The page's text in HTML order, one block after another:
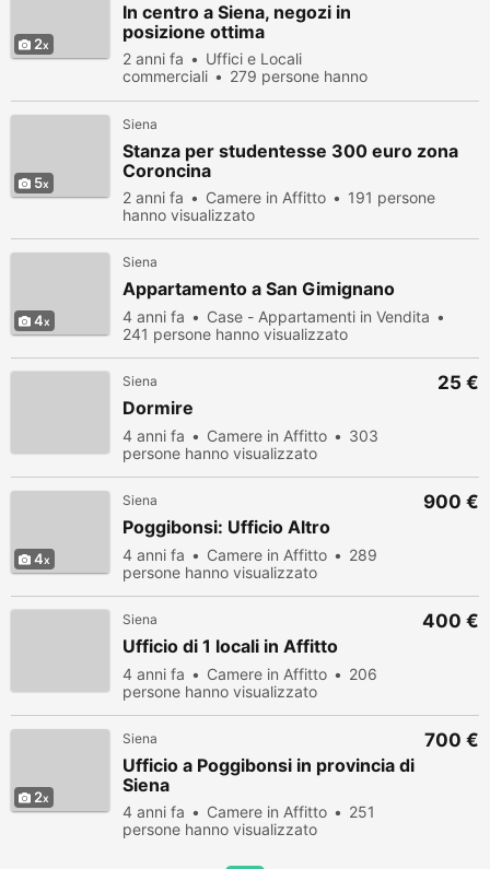
2
In centro a Siena, negozi in
posizione ottima
2 anni fa
Uffici e Locali
commerciali
279 persone hanno
5
Siena
Stanza per studentesse 300 euro zona
Coroncina
2 anni fa Camere in Affitto
191 persone
hanno visualizzato
4
Siena
Appartamento a San Gimignano
4 anni fa
Case - Appartamenti in Vendita
241 persone hanno visualizzato
Siena
Dormire
4 anni fa Camere in Affitto
303
persone hanno visualizzato
25 €
4
Siena
Poggibonsi: Ufficio Altro
4 anni fa Camere in Affitto
289
persone hanno visualizzato
900 €
Siena
Ufficio di 1 locali in Affitto
4 anni fa Camere in Affitto
206
persone hanno visualizzato
400 €
2
Siena
Ufficio a Poggibonsi in provincia di
Siena
4 anni fa Camere in Affitto
251
persone hanno visualizzato
700 €